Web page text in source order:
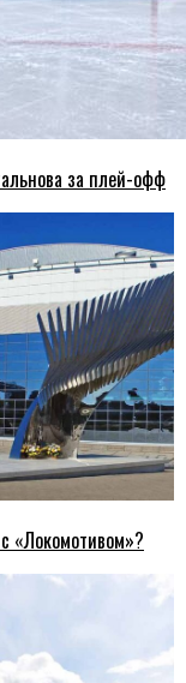
за плей-офф
«Локомотивом»?